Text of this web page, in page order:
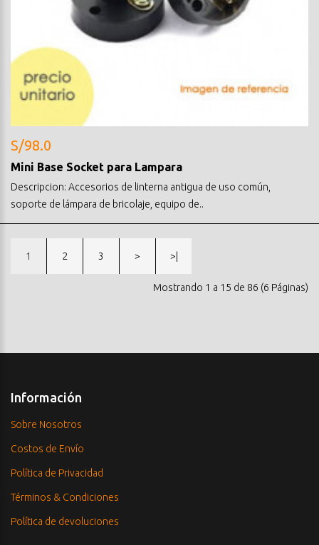
S/98.0
Mini Base Socket para Lampara
Descripcion: Accesorios de linterna antigua de uso común,
soporte de lámpara de bricolaje, equipo de..
1 2 3 > >|
Mostrando 1 a 15 de 86 (6 Páginas)
Información
Sobre Nosotros
Costos de Envío
Política de Privacidad
Términos & Condiciones
Política de devoluciones